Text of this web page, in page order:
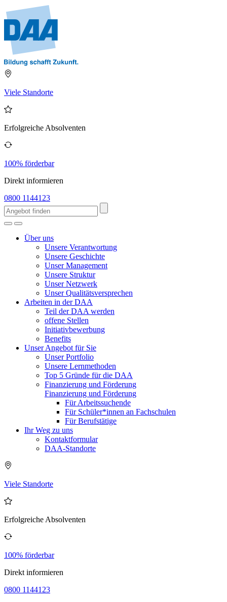
Viele Standorte
Erfolgreiche Absolventen
100% förderbar
Direkt informieren
0800 1144123
Über uns
Unsere Verantwortung
Unsere Geschichte
Unser Management
Unsere Struktur
Unser Netzwerk
Unser Qualitätsversprechen
Arbeiten in der DAA
Teil der DAA werden
offene Stellen
Initiativbewerbung
Benefits
Unser Angebot für Sie
Unser Portfolio
Unsere Lernmethoden
Top 5 Gründe für die DAA
Finanzierung und Förderung
Finanzierung und Förderung
Für Arbeitssuchende
Für Schüler*innen an Fachschulen
Für Berufstätige
Ihr Weg zu uns
Kontaktformular
DAA-Standorte
Viele Standorte
Erfolgreiche Absolventen
100% förderbar
Direkt informieren
0800 1144123